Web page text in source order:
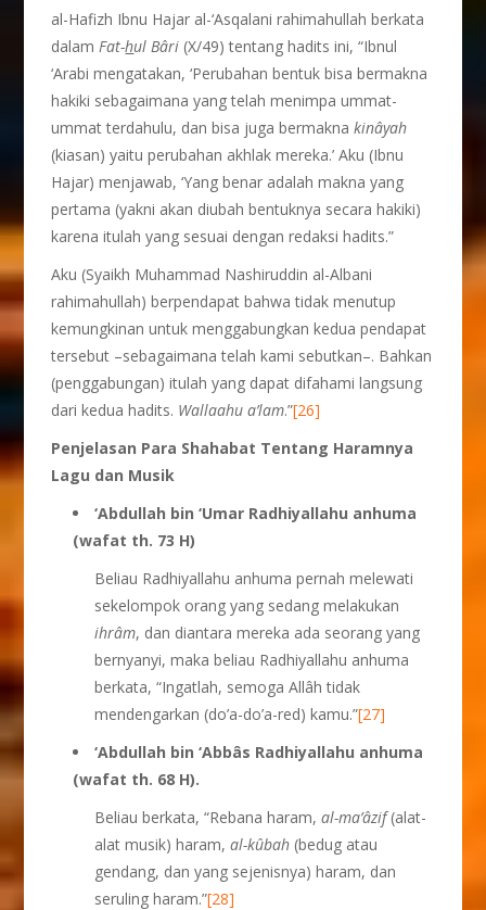
al-Hafizh Ibnu Hajar al-‘Asqalani rahimahullah berkata
dalamFat-hul Bâri (X/49) tentang hadits ini, “Ibnul
‘Arabi mengatakan, ‘Perubahan bentuk bisa bermakna
hakiki sebagaimana yang telah menimpa ummat-
ummat terdahulu, dan bisa juga bermaknakinâyah
(kiasan) yaitu perubahan akhlak mereka.’ Aku (Ibnu
Hajar) menjawab, ‘Yang benar adalah makna yang
pertama (yakni akan diubah bentuknya secara hakiki)
karena itulah yang sesuai dengan redaksi hadits.”
Aku (Syaikh Muhammad Nashiruddin al-Albani
rahimahullah) berpendapat bahwa tidak menutup
kemungkinan untuk menggabungkan kedua pendapat
tersebut –sebagaimana telah kami sebutkan–. Bahkan
(penggabungan) itulah yang dapat difahami langsung
dari kedua hadits. Wallaahu a’lam.”[26]
Penjelasan Para Shahabat Tentang Haramnya
Lagu dan Musik
‘Abdullah bin ‘Umar Radhiyallahu anhuma
(wafat th. 73 H)
Beliau Radhiyallahu anhuma pernah melewati
sekelompok orang yang sedang melakukan
ihrâm, dan diantara mereka ada seorang yang
bernyanyi, maka beliau Radhiyallahu anhuma
berkata, “Ingatlah, semoga Allâh tidak
mendengarkan (do’a-do’a-red) kamu.”[27]
‘Abdullah bin ‘Abbâs Radhiyallahu anhuma
(wafat th. 68 H).
Beliau berkata, “Rebana haram,al-ma’âzif(alat-
alat musik) haram,al-kûbah (bedug atau
gendang, dan yang sejenisnya) haram, dan
seruling haram.”[28]